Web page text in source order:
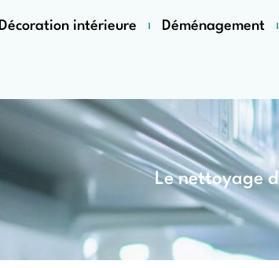
Décoration intérieure Déménagement
Le nettoyage